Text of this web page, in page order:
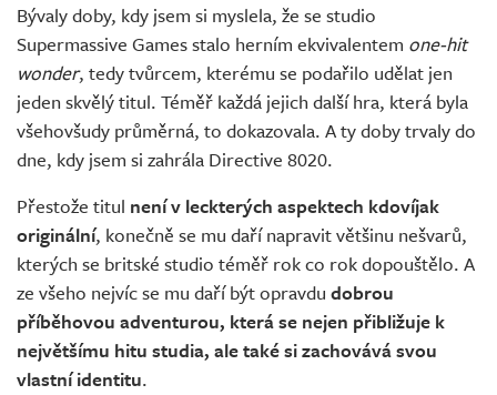
Bývaly doby, kdy jsem si myslela, že se studio
Supermassive Games stalo herním ekvivalentem one-hit
wonder, tedy tvůrcem, kterému se podařilo udělat jen
jeden skvělý titul. Téměř každá jejich další hra, která byla
všehovšudy průměrná, to dokazovala. A ty doby trvaly do
dne, kdy jsem si zahrála Directive 8020.
Přestože titul není v leckterých aspektech kdovíjak
originální, konečně se mu daří napravit většinu nešvarů,
kterých se britské studio téměř rok co rok dopouštělo. A
ze všeho nejvíc se mu daří být opravdu dobrou
příběhovou adventurou, která se nejen přibližuje k
největšímu hitu studia, ale také si zachovává svou
vlastní identitu.